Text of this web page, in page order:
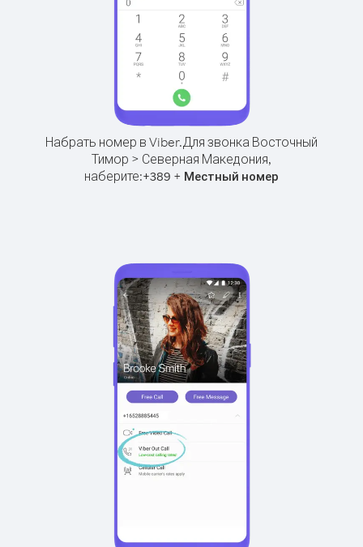
Набрать номер в Viber.Для звонка Восточный
Тимор > Северная Македония,
наберите:+389 + Местный номер